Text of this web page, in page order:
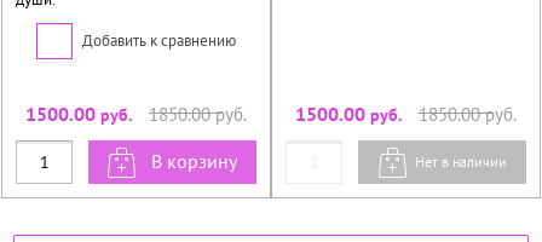
Добавить к сравнению
1500.00 руб. 1850.00руб.
В корзину
1500.00 руб. 1850.00руб.
Нет в наличии